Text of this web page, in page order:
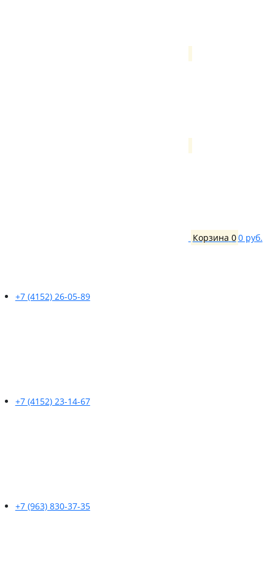
Корзина 00 руб.
+7 (4152) 26-05-89
+7 (4152) 23-14-67
+7 (963) 830-37-35